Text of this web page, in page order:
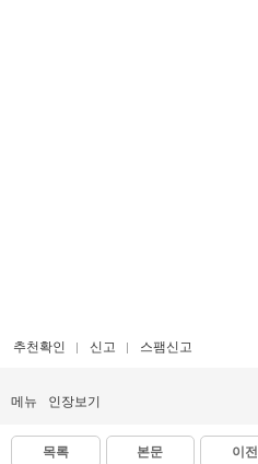
추천확인 신고 스팸신고
메뉴 인장보기
목록 본문 이전